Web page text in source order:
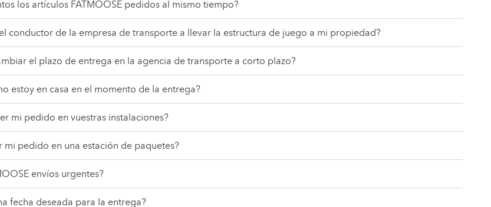
los artículos FATMOOSE pedidos al mismo tiempo?
conductor de la empresa de transporte a llevar la estructura de juego a mi propiedad?
el plazo de entrega en la agencia de transporte a corto plazo?
estoy en casa en el momento de la entrega?
mi pedido en vuestras instalaciones?
mi pedido en una estación de paquetes?
envíos urgentes?
fecha deseada para la entrega?